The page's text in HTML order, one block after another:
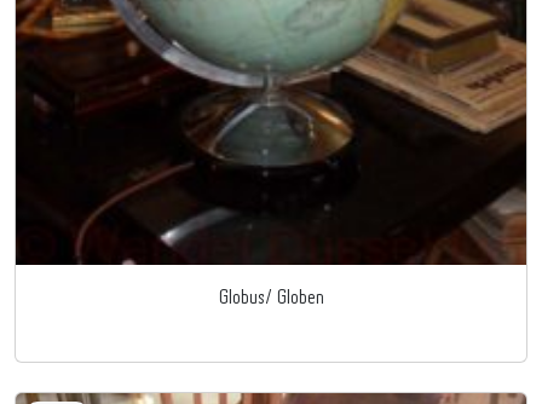
Globus/ Globen